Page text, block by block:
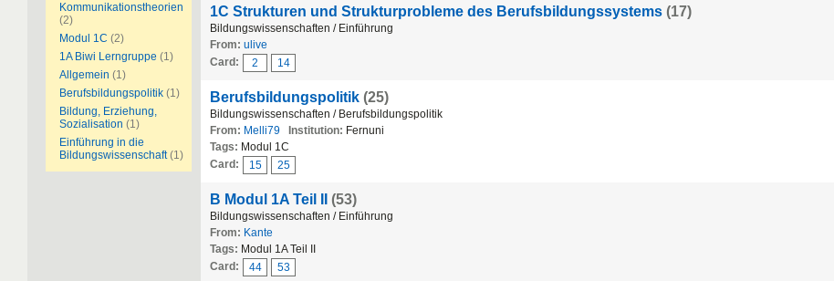
Kommunikationstheorien
(2)
Modul 1C (2)
1A Biwi Lerngruppe (1)
Allgemein (1)
Berufsbildungspolitik (1)
Bildung, Erziehung,
Sozialisation (1)
Einführung in die
Bildungswissenschaft (1)
1C Strukturen und Strukturprobleme des Berufsbildungssystems (17)
Bildungswissenschaften / Einführung
From: ulive
Card:
2 14
Berufsbildungspolitik (25)
Bildungswissenschaften / Berufsbildungspolitik
From: Melli79 Institution: Fernuni
Tags: Modul 1C
Card:
15 25
B Modul 1A Teil II (53)
Bildungswissenschaften / Einführung
From: Kante
Tags: Modul 1A Teil II
Card:
44 53